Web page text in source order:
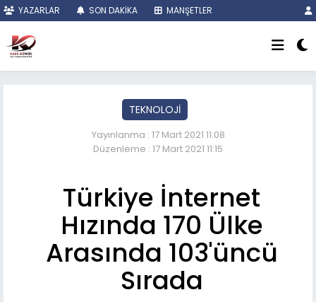
YAZARLAR SON DAKİKA MANŞETLER
TEKNOLOJİ
Yayınlanma : 17 Mart 2021 11:08
Düzenleme : 17 Mart 2021 11:15
Türkiye İnternet
Hızında 170 Ülke
Arasında 103'üncü
Sırada